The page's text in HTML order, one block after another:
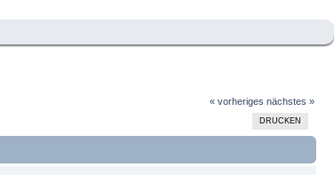
« vorheriges nächstes »
DRUCKEN